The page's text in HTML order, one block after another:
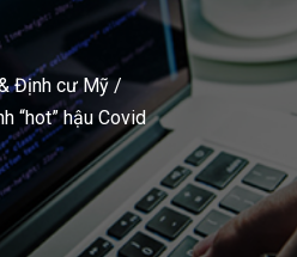
Định cư Mỹ /
“hot” hậu Covid